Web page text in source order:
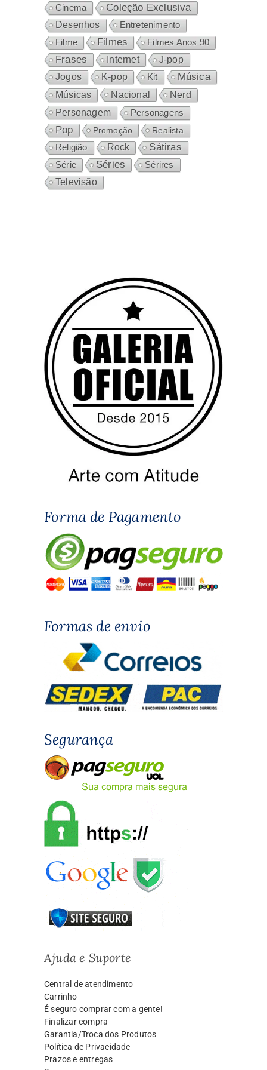
Cinema
Coleção Exclusiva
Desenhos
Entretenimento
Filme
Filmes Filmes Anos 90
Frases Internet
J-pop
Jogos
K-pop Kit Música
Músicas Nacional Nerd
Personagem Personagens
Pop Promoção
Realista
Religião
Rock Sátiras
Série Séries
Sérires
Televisão
Forma de Pagamento
Formas de envio
Segurança
Ajuda e Suporte
Central de atendimento
Carrinho
É seguro comprar com a gente!
Finalizar compra
Garantia/Troca dos Produtos
Política de Privacidade
Prazos e entregas